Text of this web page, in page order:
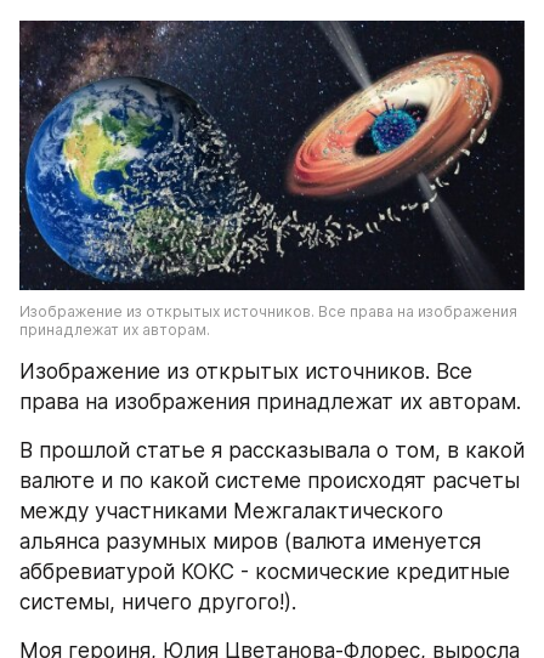
Изображение из открытых источников. Все права на изображения
принадлежат их авторам.
Изображение из открытых источников. Все
права на изображения принадлежат их авторам.
В прошлой статье я рассказывала о том, в какой
валюте и по какой системе происходят расчеты
между участниками Межгалактического
альянса разумных миров (валюта именуется
аббревиатурой КОКС - космические кредитные
системы, ничего другого!).
Моя героиня, Юлия Цветанова-Флорес, выросла